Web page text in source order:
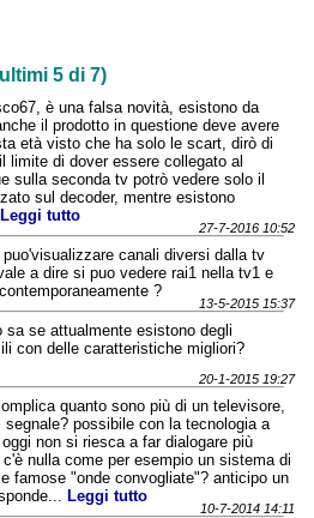
5 di 7)
è una falsa novità, esistono da
il prodotto in questione deve avere
età visto che ha solo le scart, dirò di
limite di dover essere collegato al
sulla seconda tv potrò vedere solo il
sul decoder, mentre esistono
Leggi tutto
27-7-2016 10:52
canali diversi dalla tv
a dire si puo vedere rai1 nella tv1 e
?
13-5-2015 15:37
sa se attualmente esistono degli
con delle caratteristiche migliori?
20-1-2015 19:27
quanto sono più di un televisore,
segnale? possibile con la tecnologia a
non si riesca a far dialogare più
nulla come per esempio un sistema di
famose "onde convogliate"? anticipo un
Leggi tutto
10-7-2014 14:11